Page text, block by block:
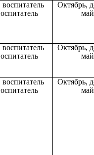
воспитатель
Октябрь,
май
воспитатель
Октябрь,
май
воспитатель
Октябрь,
май